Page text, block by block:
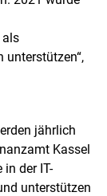
als
unterstützen“,
jährlich
Kassel
der IT-
unterstützen